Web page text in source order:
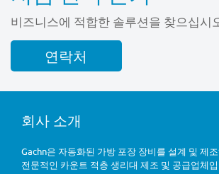
비즈니스에 적합한 솔루션을 찾으십시
연락처
회사 소개
Gachn은 자동화된 가방 포장 장비를 설계 및 제
전문적인 카운트 적층 생리대 제조 및 공급업체